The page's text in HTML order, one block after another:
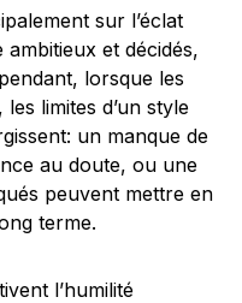
sur l’éclat
ambitieux et décidés,
lorsque les
limites d’un style
un manque de
au doute, ou une
peuvent mettre en
terme.
l’humilité